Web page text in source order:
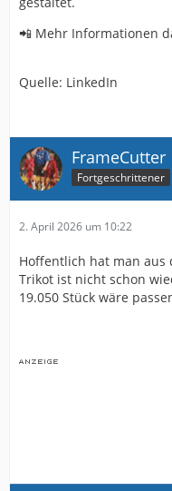
📲 Mehr Informationen
Quelle: LinkedIn
FrameCutter
Fortgeschrittener
2. April 2026 um 10:22
Hoffentlich hat man aus
Trikot ist nicht schon
19.050 Stück wäre